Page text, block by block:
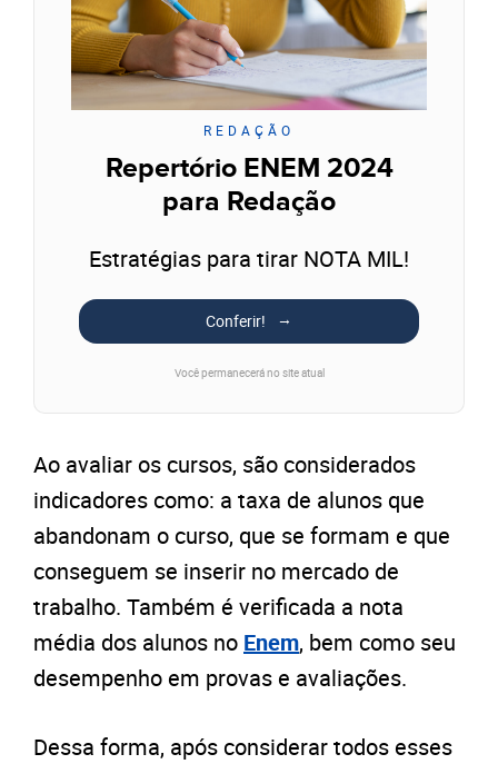
REDAÇÃO
Repertório ENEM 2024
para Redação
Estratégias para tirar NOTA MIL!
Conferir!
Você permanecerá no site atual
Ao avaliar os cursos, são considerados
indicadores como: a taxa de alunos que
abandonam o curso, que se formam e que
conseguem se inserir no mercado de
trabalho. Também é verificada a nota
média dos alunos no Enem, bem como seu
desempenho em provas e avaliações.
Dessa forma, após considerar todos esses